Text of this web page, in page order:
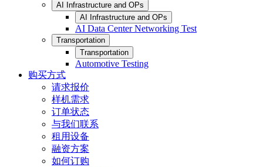
AI Infrastructure and OPs
AI Infrastructure and OPs
AI Data Center Networking Test
Transportation
Transportation
Automotive Testing
购买方式
请求报价
样机需求
订单状态
与我们联系
租用设备
融资方案
如何订购